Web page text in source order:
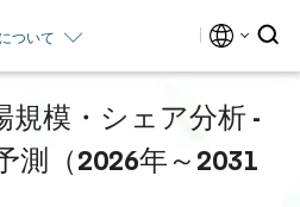
ついて
規模・シェア分析 -
測（2026年～2031